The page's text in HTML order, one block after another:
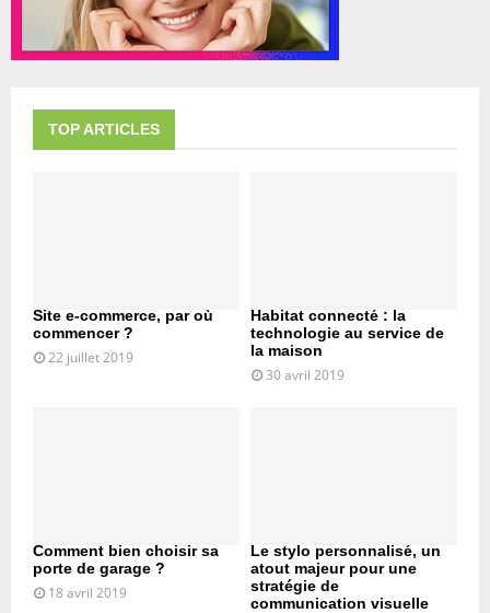
TOP ARTICLES
Site e-commerce, par où
commencer ?
22 juillet 2019
Habitat connecté : la
technologie au service de
la maison
30 avril 2019
Comment bien choisir sa
porte de garage ?
18 avril 2019
Le stylo personnalisé, un
atout majeur pour une
stratégie de
communication visuelle